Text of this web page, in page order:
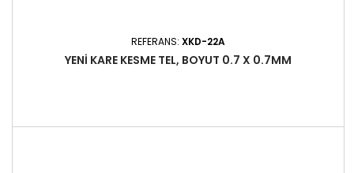
REFERANS: XKD-22A
YENI KARE KESME TEL, BOYUT 0.7 X 0.7MM